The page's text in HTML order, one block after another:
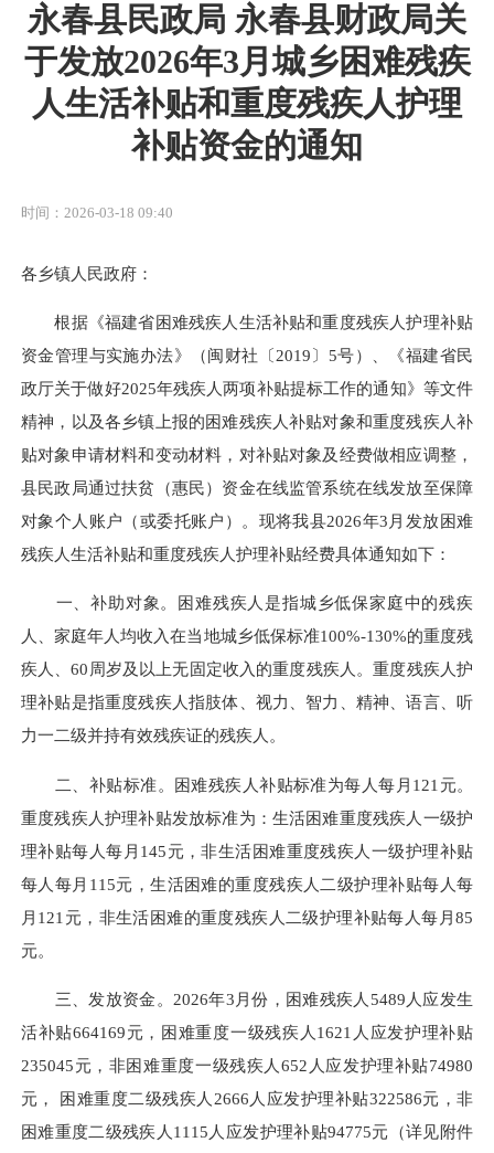
永春县民政局 永春县财政局关
于发放2026年3月城乡困难残疾
人生活补贴和重度残疾人护理
补贴资金的通知
时间：2026-03-18 09:40
各乡镇人民政府：
根据《福建省困难残疾人生活补贴和重度残疾人护理补贴
资金管理与实施办法》（闽财社〔2019〕5号）、《福建省民
政厅关于做好2025年残疾人两项补贴提标工作的通知》等文件
精神，以及各乡镇上报的困难残疾人补贴对象和重度残疾人补
贴对象申请材料和变动材料，对补贴对象及经费做相应调整，
县民政局通过扶贫（惠民）资金在线监管系统在线发放至保障
对象个人账户（或委托账户）。现将我县2026年3月发放困难
残疾人生活补贴和重度残疾人护理补贴经费具体通知如下：
一、补助对象。困难残疾人是指城乡低保家庭中的残疾
人、家庭年人均收入在当地城乡低保标准100%-130%的重度残
疾人、60周岁及以上无固定收入的重度残疾人。重度残疾人护
理补贴是指重度残疾人指肢体、视力、智力、精神、语言、听
力一二级并持有效残疾证的残疾人。
二、补贴标准。困难残疾人补贴标准为每人每月121元。
重度残疾人护理补贴发放标准为：生活困难重度残疾人一级护
理补贴每人每月145元，非生活困难重度残疾人一级护理补贴
每人每月115元，生活困难的重度残疾人二级护理补贴每人每
月121元，非生活困难的重度残疾人二级护理补贴每人每月85
元。
三、发放资金。2026年3月份，困难残疾人5489人应发生
活补贴664169元，困难重度一级残疾人1621人应发护理补贴
235045元，非困难重度一级残疾人652人应发护理补贴74980
元， 困难重度二级残疾人2666人应发护理补贴322586元，非
困难重度二级残疾人1115人应发护理补贴94775元（详见附件